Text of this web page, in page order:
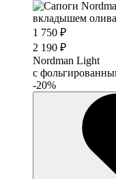
1 750 ₽
2 190 ₽
Nordman Light
c
-20%